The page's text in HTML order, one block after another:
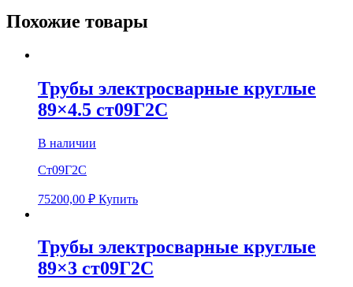
Похожие товары
Трубы электросварные круглые
89×4.5 ст09Г2С
В наличии
Ст09Г2С
75200,00 ₽ Купить
Трубы электросварные круглые
89×3 ст09Г2С